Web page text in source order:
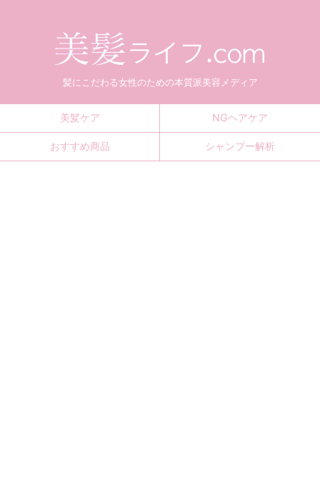
髪にこだわる女性のための本質派美容メディア
美髪ケア NGヘアケア
おすすめ商品 シャンプー解析